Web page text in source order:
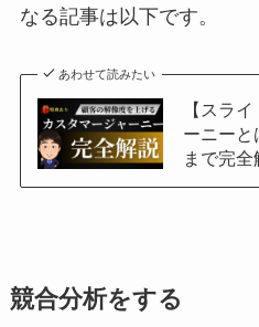
なる記事は以下です。
あわせて読みたい
【スラ
ーニーと
まで完全
競合分析をする